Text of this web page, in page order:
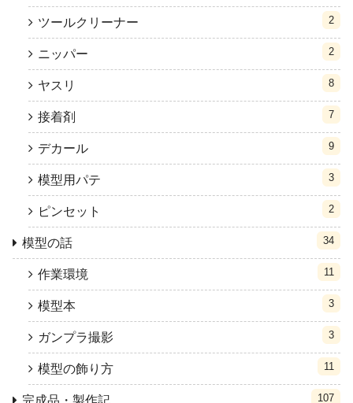
ツールクリーナー 2
ニッパー 2
ヤスリ 8
接着剤 7
デカール 9
模型用パテ 3
ピンセット 2
模型の話 34
作業環境 11
模型本 3
ガンプラ撮影 3
模型の飾り方 11
完成品・製作記 107